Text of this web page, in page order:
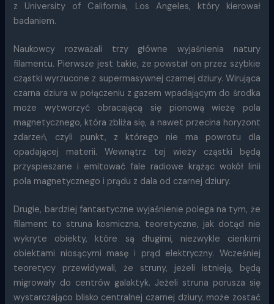
z University of California, Los Angeles, który kierował
badaniem.
Naukowcy rozważali trzy główne wyjaśnienia natury
filamentu. Pierwsze jest takie, że powstał on przez szybkie
cząstki wyrzucone z supermasywnej czarnej dziury. Wirująca
czarna dziura w połączeniu z gazem wpadającym do środka
może wytworzyć obracającą się pionową wieżę pola
magnetycznego, która zbliża się, a nawet przecina horyzont
zdarzeń, czyli punkt, z którego nie ma powrotu dla
opadającej materii. Wewnątrz tej wieży cząstki będą
przyspieszane i emitować fale radiowe krążąc wokół linii
pola magnetycznego i prądu z dala od czarnej dziury.
Drugie, bardziej fantastyczne wyjaśnienie polega na tym, że
filament to struna kosmiczna, teoretyczne, jak dotąd nie
wykryte obiekty, które są długimi, niezwykle cienkimi
obiektami niosącymi masę i prąd elektryczny. Wcześniej
teoretycy przewidywali, że struny, jeżeli istnieją, będą
migrowały do centrów galaktyk. Jeżeli struna porusza się
wystarczająco blisko centralnej czarnej dziury, może zostać